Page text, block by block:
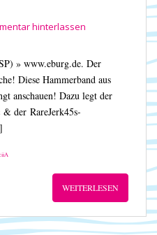
hinterlassen
» www.eburg.de. Der
Diese Hammerband aus
anschauen! Dazu legt der
der RareJerk45s-
WEITERLESEN